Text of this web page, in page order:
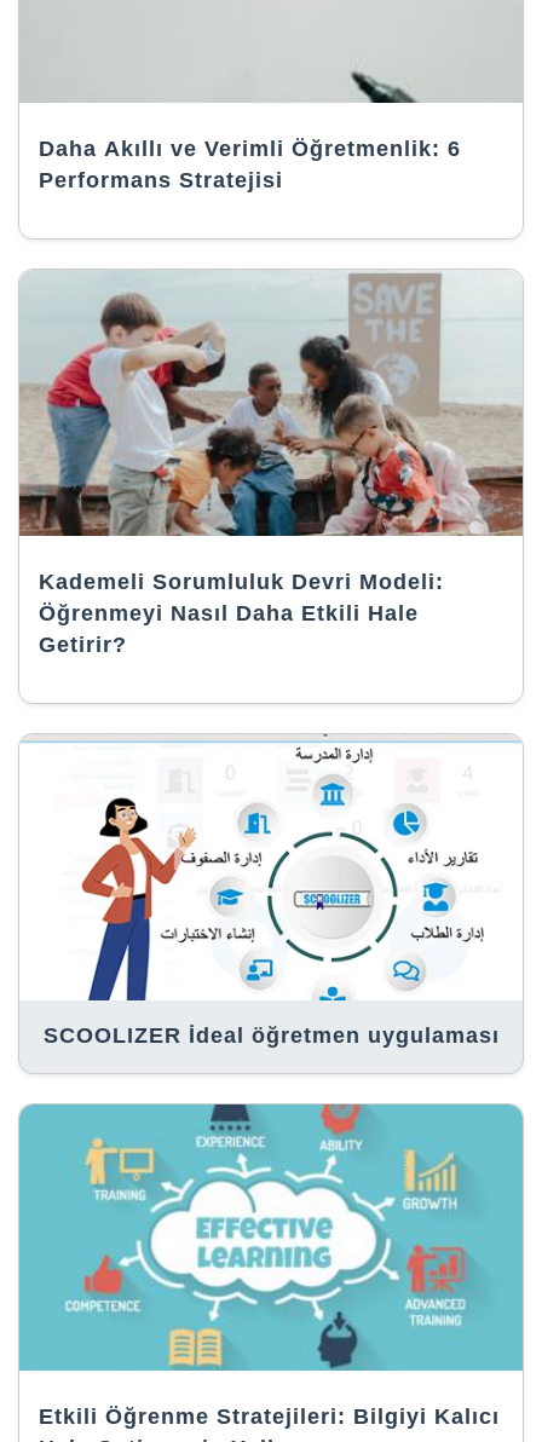
Daha Akıllı ve Verimli Öğretmenlik: 6
Performans Stratejisi
Kademeli Sorumluluk Devri Modeli:
Öğrenmeyi Nasıl Daha Etkili Hale
Getirir?
SCOOLIZER İdeal öğretmen uygulaması
Etkili Öğrenme Stratejileri: Bilgiyi Kalıcı